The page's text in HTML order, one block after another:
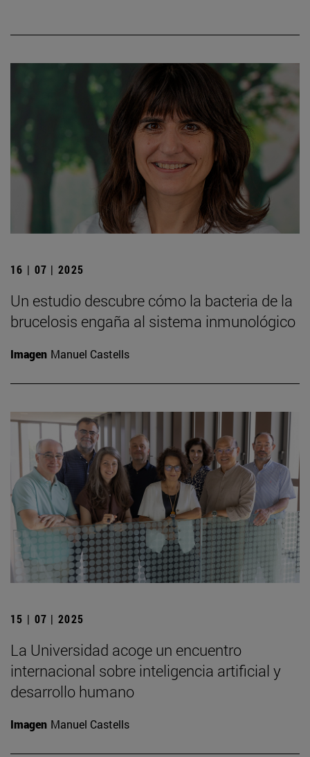
16 | 07 | 2025
Un estudio descubre cómo la bacteria de la
brucelosis engaña al sistema inmunológico
Imagen Manuel Castells
15 | 07 | 2025
La Universidad acoge un encuentro
internacional sobre inteligencia artificial y
desarrollo humano
Imagen Manuel Castells